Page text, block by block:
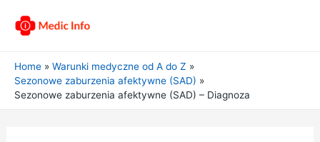
Home
Warunki medyczne od A do Z
Sezonowe zaburzenia afektywne (SAD)
Sezonowe zaburzenia afektywne (SAD) – Diagnoza